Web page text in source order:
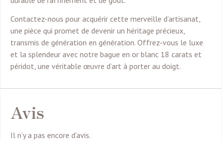
Contactez-nous pour acquérir cette merveille d’artisanat,
une pièce qui promet de devenir un héritage précieux,
transmis de génération en génération. Offrez-vous le luxe
et la splendeur avec notre bague en or blanc 18 carats et
péridot, une véritable œuvre d’art à porter au doigt.
Avis
Il n’y a pas encore d’avis.